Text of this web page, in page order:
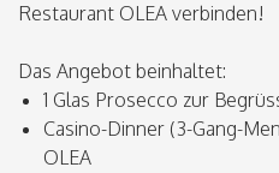
Restaurant OLEA verbinden!
Das Angebot beinhaltet:
1 Glas Prosecco zur
Casino-Dinner (3-Gang-
OLEA